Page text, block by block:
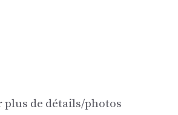
plus de détails/photos